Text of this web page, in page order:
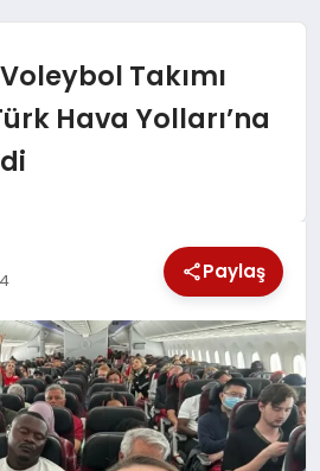
Takımı
Hava Yolları’na
Paylaş